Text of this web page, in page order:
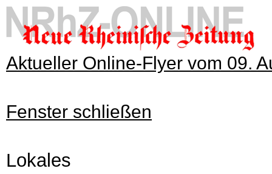
Aktueller Online-Flyer vom 09.
Fenster schließen
Lokales